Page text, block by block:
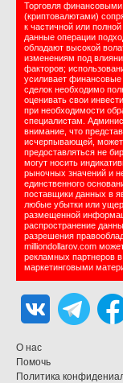
Торговля
(криптовалютами)
к частичной или
данные операции
обладают высокой
изменениям под
факторов;
усиливает
сделок необходимо
оценивать свои
при необходимости
специалистам.
внимание, что
исчерпывающей, может
предоставляться не
могут носить
рыночных значений и
единственного
поставщики данных в
любые убытки или
размещенной
распространение
разрешения
milliondollarov.com
рекламных партнеров
маркетинговыми
О нас
Помочь
Политика